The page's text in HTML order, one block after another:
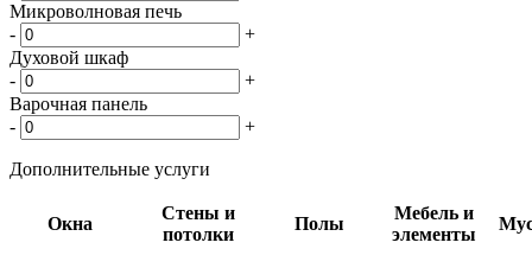
Микроволновая печь
-
+
Духовой шкаф
-
+
Варочная панель
-
+
Дополнительные услуги
Окна
Стены и
потолки
Полы
Мебель и
элементы